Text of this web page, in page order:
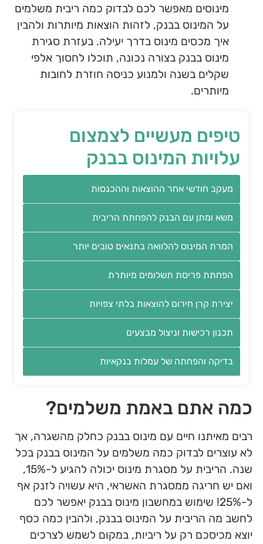
מינוסים מאפשר לכם לבדוק כמה ריבית משלמים
על המינוס בבנק, לזהות הוצאות מיותרות ולהבין
איך מכסים מינוס בדרך יעילה. בעזרת סגירת
מינוס בבנק בצורה נכונה, תוכלו לחסוך אלפי
שקלים בשנה ולמנוע כניסה חוזרת לחובות
מיותרים.
טיפים מעשיים לצמצום
עלויות המינוס בבנק
מעקב חודשי אחר ההוצאות וההכנסות
משא ומתן עם הבנק להפחתת הריבית
המרת המינוס להלוואה בתנאים טובים יותר
הפחתת פריסת תשלומים מיותרת
יצירת קרן חירום להוצאות בלתי צפויות
תכנון רכישות וניצול מבצעים
בדיקה והפחתה של עמלות בנקאיות
כמה אתם באמת משלמים?
רבים מאיתנו חיים עם מינוס בבנק כחלק מהשגרה, אך
לא עוצרים לבדוק כמה משלמים על המינוס בבנק בכל
שנה. הריבית על מסגרת מינוס יכולה להגיע ל-15%,
ואם יש חריגה ממסגרת האשראי, היא עשויה לזנק אף
ל-25%! שימוש במחשבון מינוס בבנק יאפשר לכם
לחשב מה הריבית על המינוס בבנק, ולהבין כמה כסף
יוצא מכיסכם רק על ריביות, במקום לשמש לצרכים